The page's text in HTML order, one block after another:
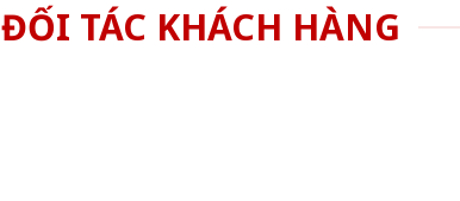
ĐỐI TÁC KHÁCH HÀNG